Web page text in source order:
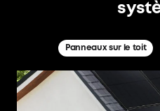
Panneaux sur le toit